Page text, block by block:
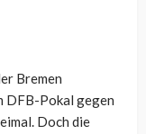
Bremen
DFB-Pokal gegen
Doch die